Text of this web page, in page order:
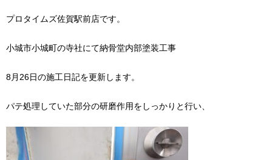
プロタイムズ佐賀駅前店です。
小城市小城町の寺社にて納骨堂内部塗装工事
8月26日の施工日記を更新します。
パテ処理していた部分の研磨作用をしっかりと行い、